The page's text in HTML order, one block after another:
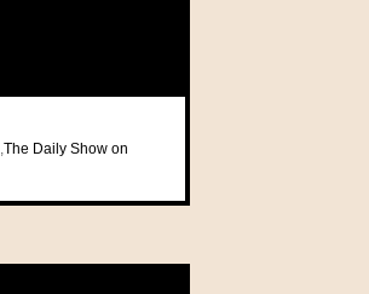
,The Daily Show on